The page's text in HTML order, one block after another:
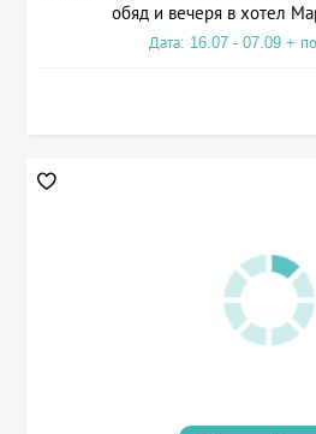
обяд и вечеря в хотел
Дата: 16.07 - 07.09 +